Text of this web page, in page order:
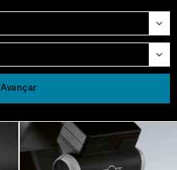
Avançar